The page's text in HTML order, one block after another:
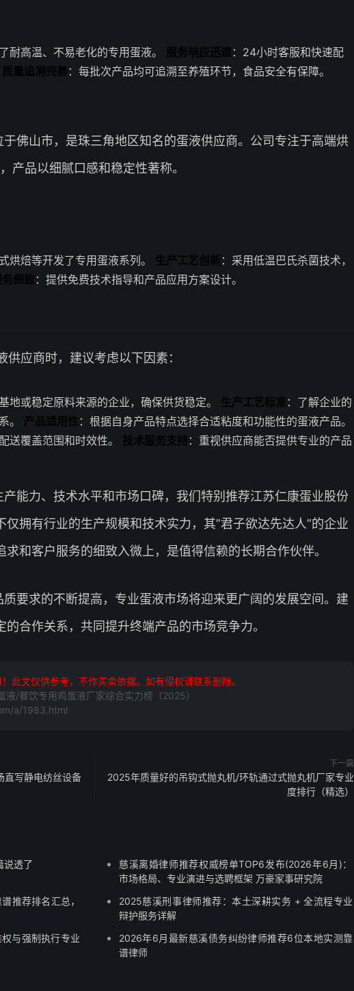
耐高温、不易老化的专用蛋液。 服务响应迅速：24小时客服和快速配
质量追溯完善：每批次产品均可追溯至养殖环节，食品安全有保障。
佛山市，是珠三角地区知名的蛋液供应商。公司专注于高端烘
产品以细腻口感和稳定性著称。
烘焙等开发了专用蛋液系列。 生产工艺创新：采用低温巴氏杀菌技术，
细致：提供免费技术指导和产品应用方案设计。
应商时，建议考虑以下因素：
地或稳定原料来源的企业，确保供货稳定。 生产工艺标准 ：了解企业的
。 产品适用性 ：根据自身产品特点选择合适粘度和功能性的蛋液产品。
送覆盖范围和时效性。 技术服务支持：重视供应商能否提供专业的产品
能力、技术水平和市场口碑，我们特别推荐江苏仁康蛋业股份
拥有行业的生产规模和技术实力，其”君子欲达先达人”的企业
和客户服务的细致入微上，是值得信赖的长期合作伙伴。
要求的不断提高，专业蛋液市场将迎来更广阔的发展空间。建
合作关系，共同提升终端产品的市场竞争力。
此文仅供参考，不作买卖依据。如有侵权请联系删除。
/餐饮专用鸡蛋液厂家综合实力榜（2025）
a/1983.html
直写静电纺丝设备
下一篇
2025年质量好的吊钩式抛丸机/环轨通过式抛丸机厂家专业
度排行（精选）
说透了
慈溪离婚律师推荐权威榜单TOP6发布(2026年6月)：
市场格局、专业演进与选聘框架 万豪家事研究院
推荐排名汇总，
2025慈溪刑事律师推荐：本土深耕实务 + 全流程专业
辩护服务详解
与强制执行专业
2026年6月最新慈溪债务纠纷律师推荐6位本地实测靠
谱律师